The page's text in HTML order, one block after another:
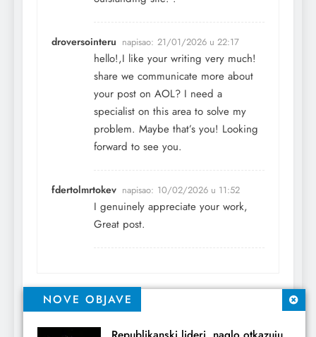
droversointeru napisao: 21/01/2026 u 22:17
hello!,I like your writing very much!
share we communicate more about
your post on AOL? I need a
specialist on this area to solve my
problem. Maybe that’s you! Looking
forward to see you.
fdertolmrtokev napisao: 10/02/2026 u 11:52
I genuinely appreciate your work,
Great post.
Comments are closed.
NOVE OBJAVE